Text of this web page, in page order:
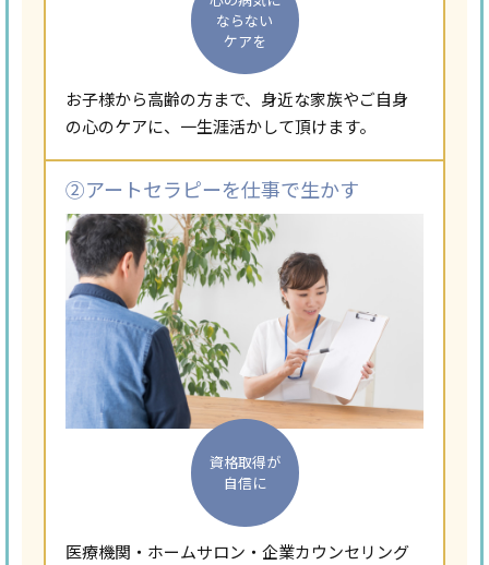
ならない
ケアを
お子様から高齢の方まで、身近な家族やご自身
の心のケアに、一生涯活かして頂けます。
②アートセラピーを仕事で生かす
資格取得が
自信に
医療機関・ホームサロン・企業カウンセリング